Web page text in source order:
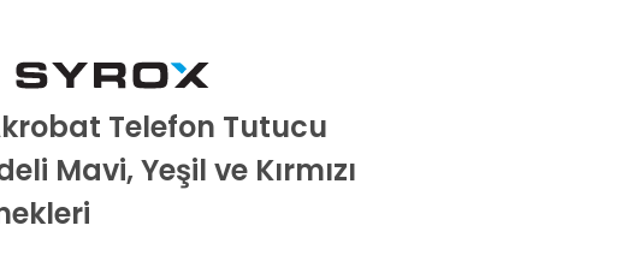
Telefon Tutucu
Mavi, Yeşil ve Kırmızı